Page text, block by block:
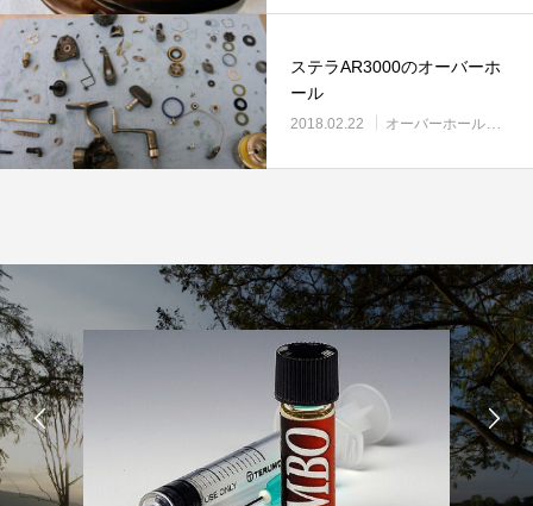
ステラAR3000のオーバーホ
ール
2018.02.22 オーバーホール実例